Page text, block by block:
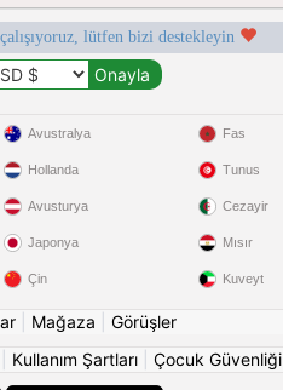
lütfen bizi destekleyin
Avustralya
Hollanda
Avusturya
Japonya
Çin
Fas
Tunus
Cezayir
Mısır
Kuveyt
Mağaza
Görüşler
Kullanım Şartları Çocuk Güvenliği